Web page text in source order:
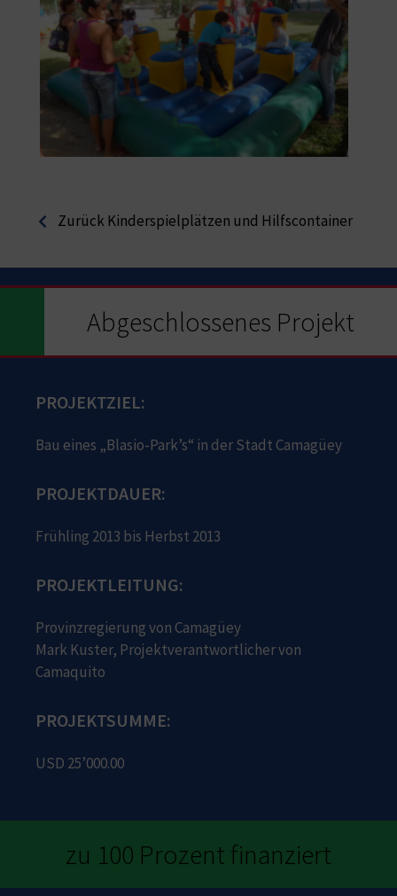
Zurück Kinderspielplätzen und Hilfscontainer
Abgeschlossenes Projekt
PROJEKTZIEL:
Bau eines „Blasio-Park’s“ in der Stadt Camagüey
PROJEKTDAUER:
Frühling 2013 bis Herbst 2013
PROJEKTLEITUNG:
Provinzregierung von Camagüey
Mark Kuster, Projektverantwortlicher von
Camaquito
PROJEKTSUMME:
USD 25’000.00
zu 100 Prozent finanziert